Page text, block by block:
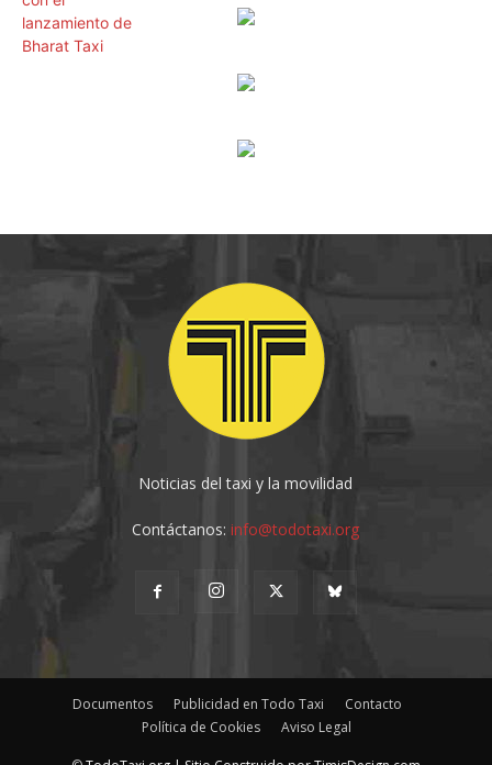
Noticias del taxi y la movilidad
Contáctanos:info@todotaxi.org
Documentos Publicidad en Todo Taxi
Contacto
Política de Cookies
Aviso Legal